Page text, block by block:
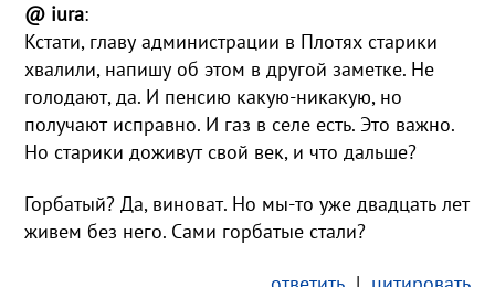
@ iura:
Кстати, главу администрации в Плотях старики
хвалили, напишу об этом в другой заметке. Не
голодают, да. И пенсию какую-никакую, но
получают исправно. И газ в селе есть. Это важно.
Но старики доживут свой век, и что дальше?
Горбатый? Да, виноват. Но мы-то уже двадцать лет
живем без него. Сами горбатые стали?